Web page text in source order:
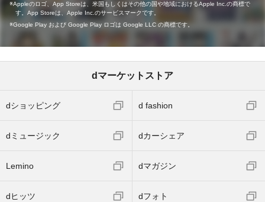
Appleのロゴ、App Storeは、米国もしくはその他の国や地域におけるApple Inc.の商標で
す。App Storeは、Apple Inc.のサービスマークです。
Google Play および Google Play ロゴは Google LLC の商標です。
dマーケットストア
dショッピング d fashion
dミュージック dカーシェア
Lemino dマガジン
dヒッツ dフォト